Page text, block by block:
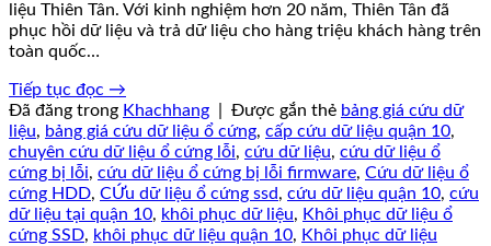
liệu Thiên Tân. Với kinh nghiệm hơn 20 năm, Thiên Tân đã
phục hồi dữ liệu và trả dữ liệu cho hàng triệu khách hàng trên
toàn quốc…
Tiếp tục đọc →
Đã đăng trong Khachhang Được gắn thẻ bảng giá cứu dữ
liệu, bảng giá cứu dữ liệu ổ cứng, cấp cứu dữ liệu quận 10,
chuyên cứu dữ liệu ổ cứng lỗi, cứu dữ liệu, cứu dữ liệu ổ
cứng bị lỗi, cứu dữ liệu ổ cứng bị lỗi firmware, Cứu dữ liệu ổ
cứng HDD, CỨu dữ liệu ổ cứng ssd, cứu dữ liệu quận 10, cứu
dữ liệu tại quận 10, khôi phục dữ liệu, Khôi phục dữ liệu ổ
cứng SSD, khôi phục dữ liệu quận 10, Khôi phục dữ liệu